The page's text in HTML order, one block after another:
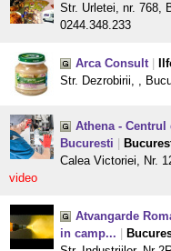
Str. Urletei, nr. 768,
0244.348.233
Arca Consult
Str. Dezrobirii, ,
Athena -
Bucuresti
Calea Victoriei, Nr.
video
Atvangarde
in camp...